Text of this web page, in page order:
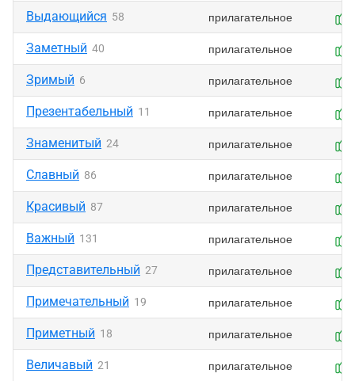
Выдающийся 58 прилагательное
Заметный 40 прилагательное
Зримый 6 прилагательное
Презентабельный 11 прилагательное
Знаменитый 24 прилагательное
Славный 86 прилагательное
Красивый 87 прилагательное
Важный 131 прилагательное
Представительный 27 прилагательное
Примечательный 19 прилагательное
Приметный 18 прилагательное
Величавый 21 прилагательное